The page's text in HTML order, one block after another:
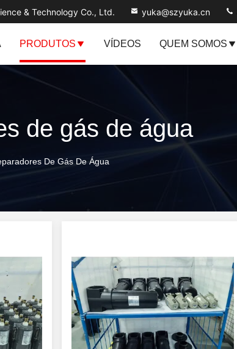
& Technology Co., Ltd. yuka@szyuka.cn
PRODUTOS VÍDEOS QUEM SOMOS
de gás de água
De Gás De Água